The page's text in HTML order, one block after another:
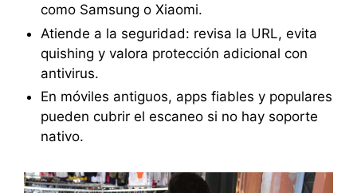
como Samsung o Xiaomi.
Atiende a la seguridad: revisa la URL, evita
quishing y valora protección adicional con
antivirus.
En móviles antiguos, apps fiables y populares
pueden cubrir el escaneo si no hay soporte
nativo.